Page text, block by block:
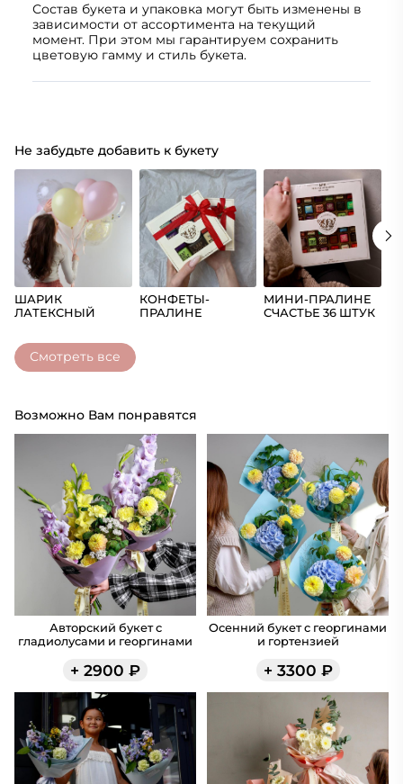
Состав букета и упаковка могут быть изменены в
зависимости от ассортимента на текущий
момент. При этом мы гарантируем сохранить
цветовую гамму и стиль букета.
Не забудьте добавить к букету
ШАРИК
ЛАТЕКСНЫЙ
КОНФЕТЫ-
ПРАЛИНЕ
МИНИ-ПРАЛИНЕ
СЧАСТЬЕ 36 ШТУК
Смотреть все
Возможно Вам понравятся
Авторский букет с
гладиолусами и георгинами
+ 2900 ₽
Осенний букет с георгинами
и гортензией
+ 3300 ₽